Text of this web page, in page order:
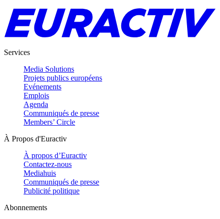
Services
Media Solutions
Projets publics européens
Evénements
Emplois
Agenda
Communiqués de presse
Members’ Circle
À Propos d'Euractiv
À propos d’Euractiv
Contactez-nous
Mediahuis
Communiqués de presse
Publicité politique
Abonnements